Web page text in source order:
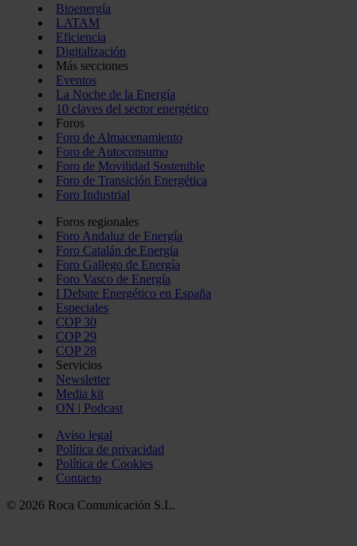
Bioenergía
LATAM
Eficiencia
Digitalización
Más secciones
Eventos
La Noche de la Energía
10 claves del sector energético
Foros
Foro de Almacenamiento
Foro de Autoconsumo
Foro de Movilidad Sostenible
Foro de Transición Energética
Foro Industrial
Foros regionales
Foro Andaluz de Energía
Foro Catalán de Energía
Foro Gallego de Energía
Foro Vasco de Energía
I Debate Energético en España
Especiales
COP 30
COP 29
COP 28
Servicios
Newsletter
Media kit
ON | Podcast
Aviso legal
Política de privacidad
Política de Cookies
Contacto
© 2026 Roca Comunicación S.L.